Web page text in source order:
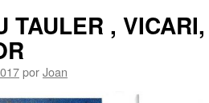
TAULER ,
porJoan